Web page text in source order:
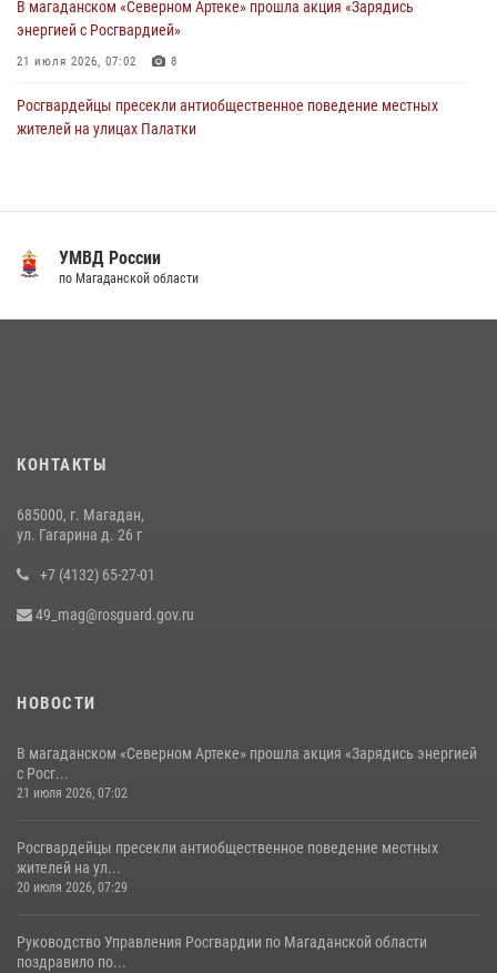
В магаданском «Северном Артеке» прошла акция «Зарядись
энергией с Росгвардией»
21 июля 2026, 07:02 8
Росгвардейцы пресекли антиобщественное поведение местных
жителей на улицах Палатки
Магаданские "Ястребы" стали победителями "Зарницы 2.0" на
15 июля 2026, 04:34
УМВД России
по Магаданской области
КОНТАКТЫ
685000, г. Магадан,
ул. Гагарина д. 26 г
+7 (4132) 65-27-01
49_mag@rosguard.gov.ru
НОВОСТИ
В магаданском «Северном Артеке» прошла акция «Зарядись энергией
с Росг...
21 июля 2026, 07:02
Росгвардейцы пресекли антиобщественное поведение местных
жителей на ул...
20 июля 2026, 07:29
Руководство Управления Росгвардии по Магаданской области
поздравило по...